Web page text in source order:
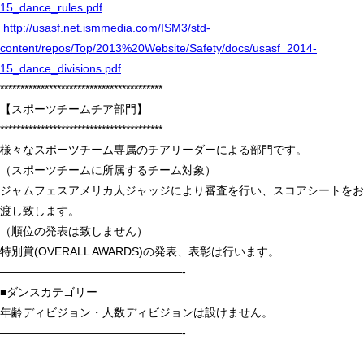
15_dance_rules.pdf
http://usasf.net.ismmedia.com/ISM3/std-
content/repos/Top/2013%20Website/Safety/docs/usasf_2014-
15_dance_divisions.pdf
****************************************
【スポーツチームチア部門】
****************************************
様々なスポーツチーム専属のチアリーダーによる部門です。
（スポーツチームに所属するチーム対象）
ジャムフェスアメリカ人ジャッジにより審査を行い、スコアシートをお
渡し致します。
（順位の発表は致しません）
特別賞(OVERALL AWARDS)の発表、表彰は行います。
————————————————-
■ダンスカテゴリー
年齢ディビジョン・人数ディビジョンは設けません。
————————————————-